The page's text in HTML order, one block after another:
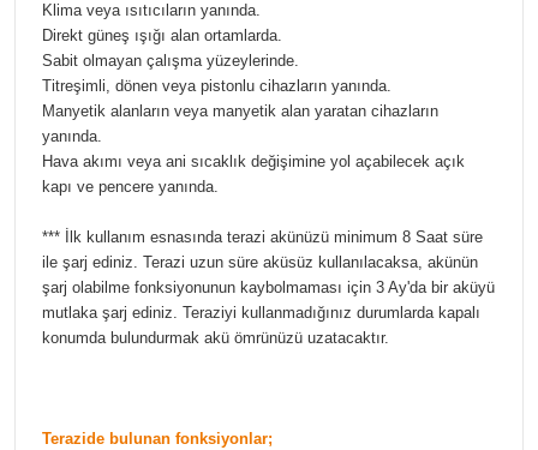
Klima veya ısıtıcıların yanında.
Direkt güneş ışığı alan ortamlarda.
Sabit olmayan çalışma yüzeylerinde.
Titreşimli, dönen veya pistonlu cihazların yanında.
Manyetik alanların veya manyetik alan yaratan cihazların
yanında.
Hava akımı veya ani sıcaklık değişimine yol açabilecek açık
kapı ve pencere yanında.
*** İlk kullanım esnasında terazi akünüzü minimum 8 Saat süre
ile şarj ediniz. Terazi uzun süre aküsüz kullanılacaksa, akünün
şarj olabilme fonksiyonunun kaybolmaması için 3 Ay'da bir aküyü
mutlaka şarj ediniz. Teraziyi kullanmadığınız durumlarda kapalı
konumda bulundurmak akü ömrünüzü uzatacaktır.
Terazide bulunan fonksiyonlar;